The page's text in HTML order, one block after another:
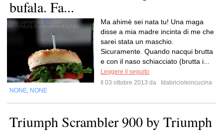
bufala. Fa...
Ma ahimè sei nata tu! Una maga
disse a mia madre incinta di me che
sarei stata un maschio.
Sicuramente. Quando nacqui brutta
e con il naso schiacciato (brutta i...
Leggere il seguito
Il 03 ottobre 2013 da
Idabricioleincucina
NONE NONE
Triumph Scrambler 900 by Triumph